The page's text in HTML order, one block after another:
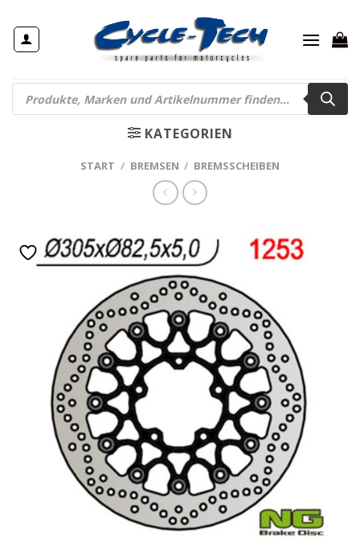
Inhalt
springen
Products
search
KATEGORIEN
START / BREMSEN / BREMSSCHEIBEN